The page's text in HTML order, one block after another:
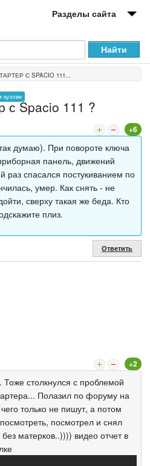
Разделы сайта
С SPACIO 111...
с Spacio 111 ?
+6
думаю). При повороте ключа
панель, движений
раз спасался постукиванием по
умер. Как снять - не
сверху такая же беда. Кто
плиз.
Ответить
+2
столкнулся с проблемой
Полазил по форуму на
только не пишут, а потом
посмотрел и снял
матерков..)))) видео отчет в